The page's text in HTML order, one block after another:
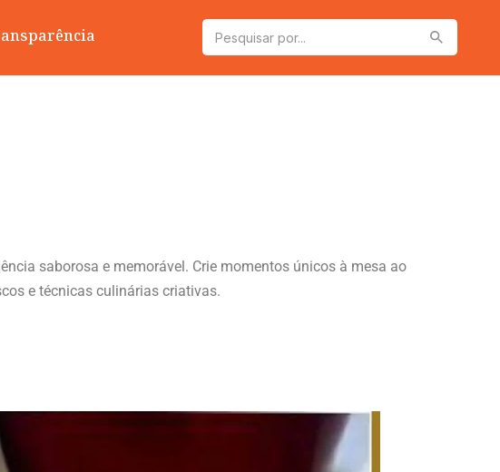
saborosa e memorável. Crie momentos únicos à mesa ao
e técnicas culinárias criativas.